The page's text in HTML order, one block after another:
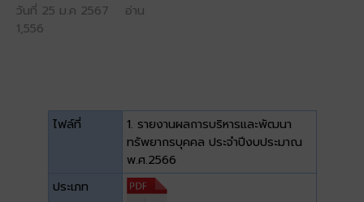
วันที่ 25 ม.ค 2567 อ่าน
1,556
ไฟล์ที่
1. รายงานผลการบริหารและพัฒนา
ทรัพยากรบุคคล ประจำปีงบประมาณ
พ.ศ.2566
ประเภท